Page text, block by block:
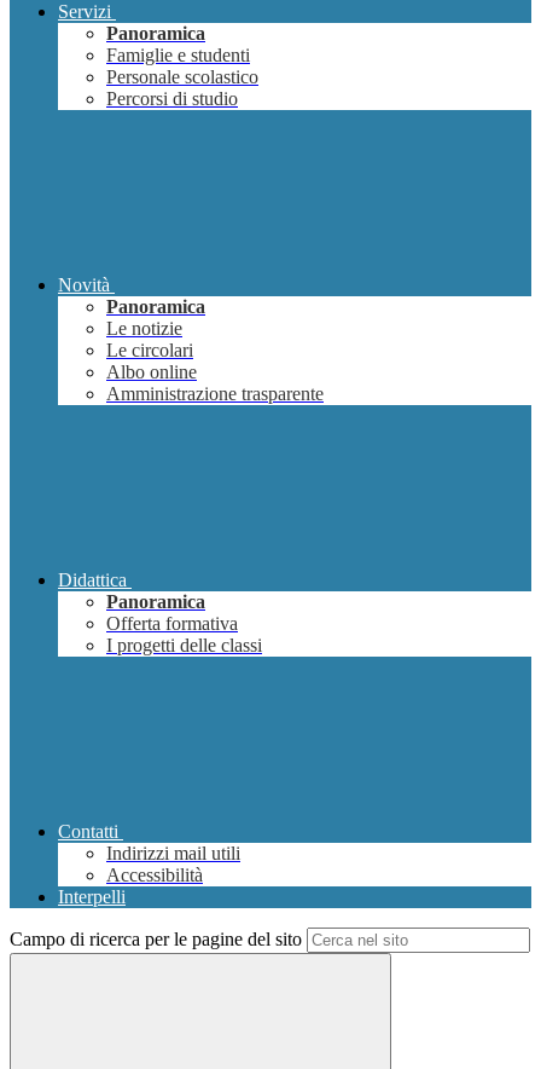
Servizi
Panoramica
Famiglie e studenti
Personale scolastico
Percorsi di studio
Novità
Panoramica
Le notizie
Le circolari
Albo online
Amministrazione trasparente
Didattica
Panoramica
Offerta formativa
I progetti delle classi
Contatti
Indirizzi mail utili
Accessibilità
Interpelli
Campo di ricerca per le pagine del sito